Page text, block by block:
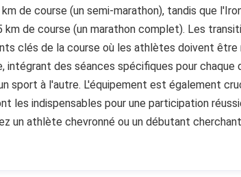
de course (un semi-marathon), tandis que
de course (un marathon complet). Les
clés de la course où les athlètes doivent être
des séances spécifiques pour chaque
sport à l'autre. L'équipement est également
les indispensables pour une participation
un athlète chevronné ou un débutant